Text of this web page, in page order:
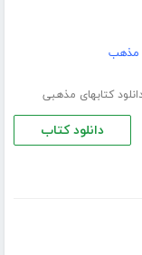
مذهب
کتابهای مذهبی
دانلود کتاب